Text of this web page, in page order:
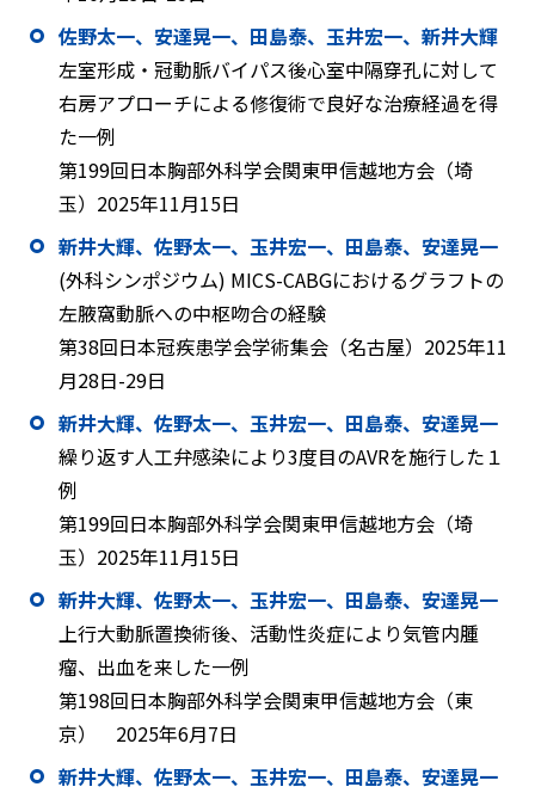
佐野太一、安達晃一、田島泰、玉井宏一、新井大輝
左室形成・冠動脈バイパス後心室中隔穿孔に対して
右房アプローチによる修復術で良好な治療経過を得
た一例
第199回日本胸部外科学会関東甲信越地方会（埼
玉）2025年11月15日
新井大輝、佐野太一、玉井宏一、田島泰、安達晃一
(外科シンポジウム) MICS-CABGにおけるグラフトの
左腋窩動脈への中枢吻合の経験
第38回日本冠疾患学会学術集会（名古屋）2025年11
月28日-29日
新井大輝、佐野太一、玉井宏一、田島泰、安達晃一
繰り返す人工弁感染により3度目のAVRを施行した１
例
第199回日本胸部外科学会関東甲信越地方会（埼
玉）2025年11月15日
新井大輝、佐野太一、玉井宏一、田島泰、安達晃一
上行大動脈置換術後、活動性炎症により気管内腫
瘤、出血を来した一例
第198回日本胸部外科学会関東甲信越地方会（東
京） 2025年6月7日
新井大輝、佐野太一、玉井宏一、田島泰、安達晃一